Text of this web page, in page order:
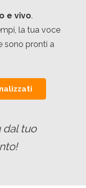
e vivo.
la tua voce
sono pronti a
dal tuo